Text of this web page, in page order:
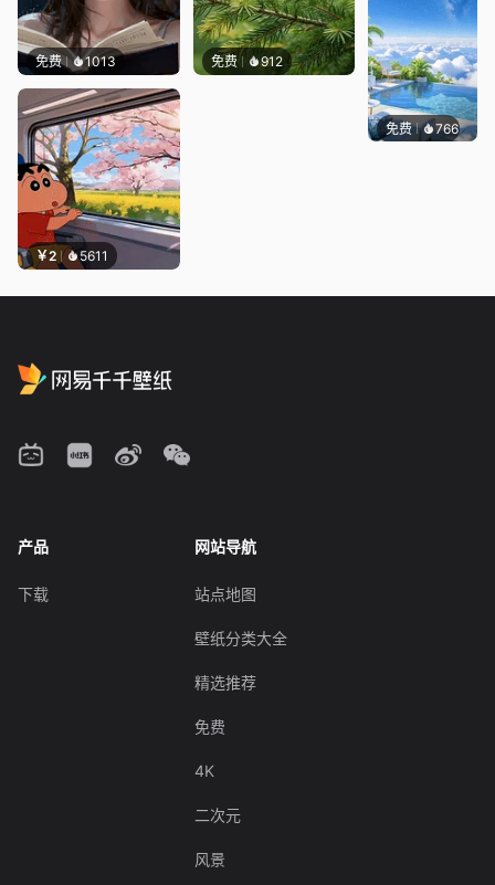
免费 1013 免费 912
￥2 5611
免费 766豆子
产品
下载
网站导航
站点地图
壁纸分类大全
精选推荐
免费
4K
二次元
风景